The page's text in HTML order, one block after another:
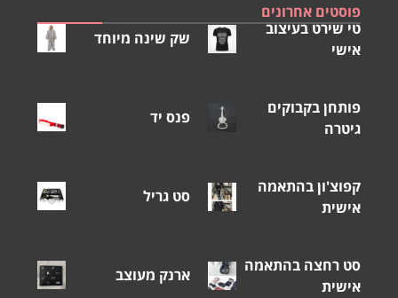
פוסטים אחרונים
טי שירט בעיצוב
אישי
שק שינה מיוחד
פותחן בקבוקים
גיטרה
פנס יד
קפוצ'ון בהתאמה
אישית
סט גריל
סט רחצה בהתאמה
אישית
ארנק מעוצב